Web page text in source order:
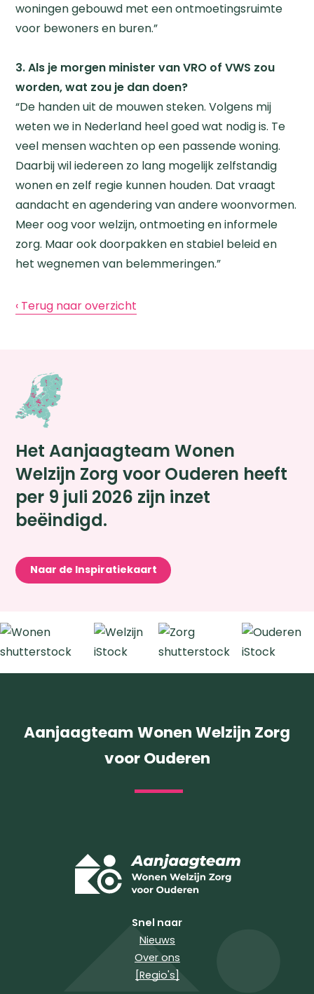
woningen gebouwd met een ontmoetingsruimte
voor bewoners en buren.”
3. Als je morgen minister van VRO of VWS zou
worden, wat zou je dan doen?
“De handen uit de mouwen steken. Volgens mij
weten we in Nederland heel goed wat nodig is. Te
veel mensen wachten op een passende woning.
Daarbij wil iedereen zo lang mogelijk zelfstandig
wonen en zelf regie kunnen houden. Dat vraagt
aandacht en agendering van andere woonvormen.
Meer oog voor welzijn, ontmoeting en informele
zorg. Maar ook doorpakken en stabiel beleid en
het wegnemen van belemmeringen.”
‹ Terug naar overzicht
Het Aanjaagteam Wonen
Welzijn Zorg voor Ouderen heeft
per 9 juli 2026 zijn inzet
beëindigd.
Naar de Inspiratiekaart
Aanjaagteam Wonen Welzijn Zorg
voor Ouderen
Snel naar
Nieuws
Over ons
[Regio's]